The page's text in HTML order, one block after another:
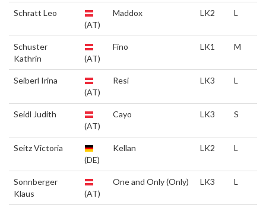
Schratt Leo
(AT)
Maddox LK2 L
Schuster
Kathrin
(AT)
Fino LK1 M
Seiberl Irina
(AT)
Resi LK3 L
Seidl Judith
(AT)
Cayo LK3 S
Seitz Victoria
(DE)
Kellan LK2 L
Sonnberger
Klaus
(AT)
One and Only (Only) LK3 L